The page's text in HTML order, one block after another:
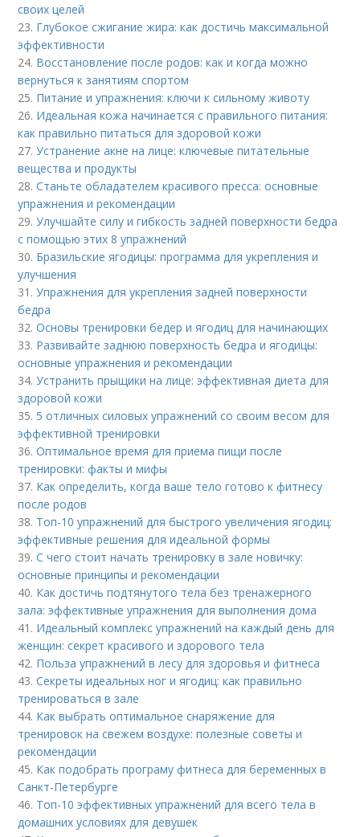
своих целей
23. Глубокое сжигание жира: как достичь максимальной
эффективности
24. Восстановление после родов: как и когда можно
вернуться к занятиям спортом
25. Питание и упражнения: ключи к сильному животу
26. Идеальная кожа начинается с правильного питания:
как правильно питаться для здоровой кожи
27.Устранение акне на лице: ключевые питательные
вещества и продукты
28.Станьте обладателем красивого пресса: основные
упражнения и рекомендации
29.Улучшайте силу и гибкость задней поверхности бедра
с помощью этих 8 упражнений
30. Бразильские ягодицы: программа для укрепления и
улучшения
31.Упражнения для укрепления задней поверхности
бедра
32.Основы тренировки бедер и ягодиц для начинающих
33. Развивайте заднюю поверхность бедра и ягодицы:
основные упражнения и рекомендации
34.Устранить прыщики на лице: эффективная диета для
здоровой кожи
35. 5 отличных силовых упражнений со своим весом для
эффективной тренировки
36.Оптимальное время для приема пищи после
тренировки: факты и мифы
37. Как определить, когда ваше тело готово к фитнесу
после родов
38. Топ-10 упражнений для быстрого увеличения ягодиц:
эффективные решения для идеальной формы
39.С чего стоит начать тренировку в зале новичку:
основные принципы и рекомендации
40. Как достичь подтянутого тела без тренажерного
зала: эффективные упражнения для выполнения дома
41. Идеальный комплекс упражнений на каждый день для
женщин: секрет красивого и здорового тела
42. Польза упражнений в лесу для здоровья и фитнеса
43.Секреты идеальных ног и ягодиц: как правильно
тренироваться в зале
44. Как выбрать оптимальное снаряжение для
тренировок на свежем воздухе: полезные советы и
рекомендации
45. Как подобрать програму фитнеса для беременных в
Санкт-Петербурге
46. Топ-10 эффективных упражнений для всего тела в
домашних условиях для девушек